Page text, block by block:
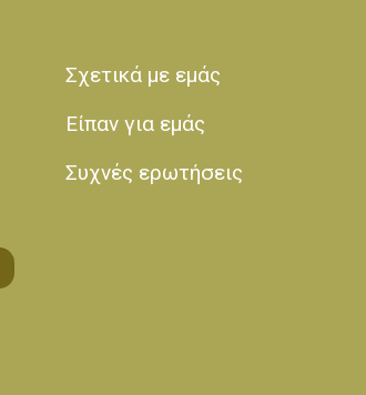
Σχετικά με εμάς
Είπαν για εμάς
Συχνές ερωτήσεις